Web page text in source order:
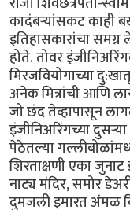
कादंबर्‍यांसकट काही
इतिहासकारांचा
होते. तोवर
मिरजवियोगाच्या
अनेक मित्रांची आणि
जो छंद तेव्हापासून
इंजीनिअरिंगच्या
पेठेतल्या
शिरताक्षणी एका
नाट्य मंदिर, समोर
दुमजली इमारत अंमळ